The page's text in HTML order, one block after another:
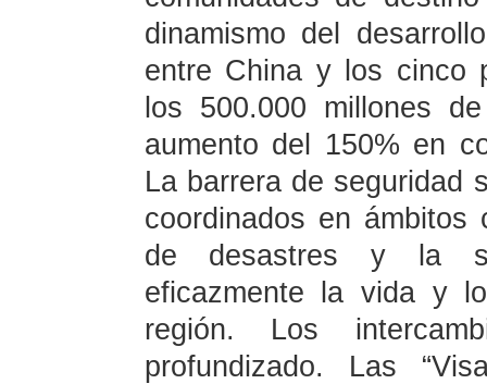
dinamismo del
entre China y los cinco
los 500.000 millones
aumento del 150% en
La barrera de seguridad
coordinados en
de desastres y la
eficazmente la vida y
región. Los
profundizado. Las